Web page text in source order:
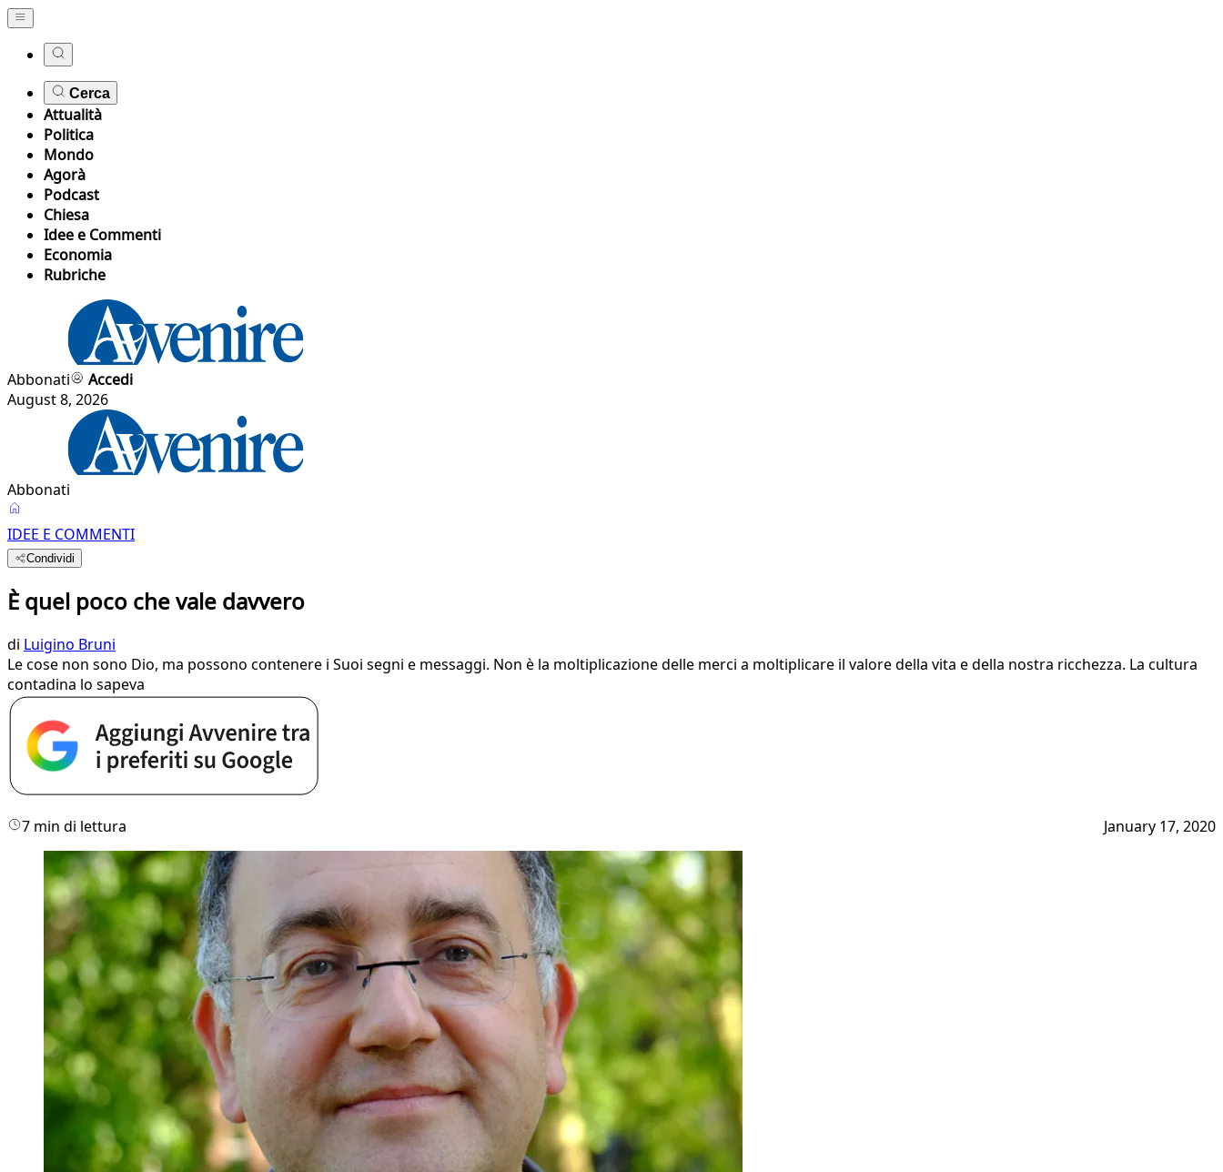
Cerca
Attualità
Politica
Mondo
Agorà
Podcast
Chiesa
Idee e Commenti
Economia
Rubriche
Abbonati
Accedi
August 8, 2026
Abbonati
IDEE E COMMENTI
Condividi
È quel poco che vale davvero
di Luigino Bruni
Le cose non sono Dio, ma possono contenere i Suoi segni e messaggi. Non è la moltiplicazione delle merci a moltiplicare il valore della vita e della nostra ricchezza. La cultura
contadina lo sapeva
7 min di lettura January 17, 2020